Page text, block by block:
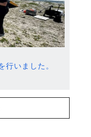
行いました。